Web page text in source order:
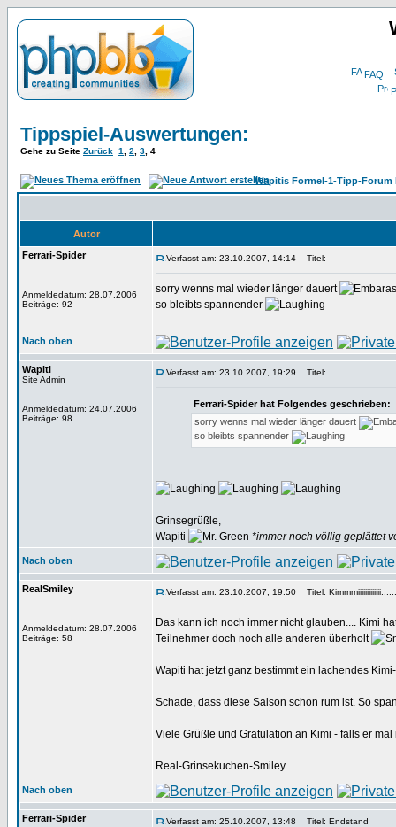
FAQ
Tippspiel-Auswertungen:
Gehe zu Seite Zurück 1 2 3 4
Wapitis Formel-1-Tipp-Forum
Autor
Ferrari-Spider
Anmeldedatum: 28.07.2006
Beiträge: 92
Verfasst am: 23.10.2007, 14:14 Titel:
sorry wenns mal wieder länger dauert
so bleibts spannender
Nach oben
Wapiti
Site Admin
Anmeldedatum: 24.07.2006
Beiträge: 98
Verfasst am: 23.10.2007, 19:29 Titel:
Ferrari-Spider hat Folgendes geschrieben:
sorry wenns mal wieder länger dauert
so bleibts spannender
Grinsegrüßle,
Wapiti
*immer noch völlig geplättet
Nach oben
RealSmiley
Anmeldedatum: 28.07.2006
Beiträge: 58
Verfasst am: 23.10.2007, 19:50 Titel:
Das kann ich noch immer nicht glauben.... Kimi
Teilnehmer doch noch alle anderen überholt
Wapiti hat jetzt ganz bestimmt ein lachendes
Schade, dass diese Saison schon rum ist. So
Viele Grüßle und Gratulation an Kimi - falls er
Real-Grinsekuchen-Smiley
Nach oben
Ferrari-Spider Verfasst am: 25.10.2007, 13:48 Titel: Endstand